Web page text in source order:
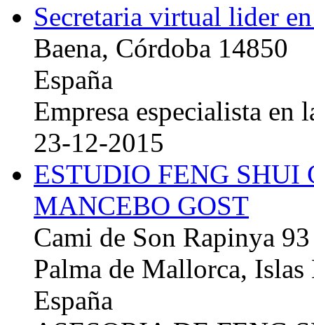
Secretaria virtual lider
Baena, Córdoba 14850
España
Empresa especialista en
23-12-2015
ESTUDIO FENG
MANCEBO GOST
Cami de Son Rapinya 93
Palma de Mallorca, Islas
España